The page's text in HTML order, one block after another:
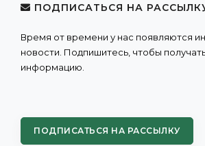
ПОДПИСАТЬСЯ НА
Время от времени у нас появляются
новости. Подпишитесь, чтобы
информацию.
ПОДПИСАТЬСЯ НА РАССЫЛКУ